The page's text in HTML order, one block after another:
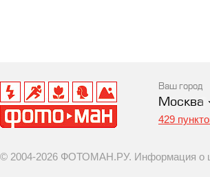
Ваш город
Москва
429
© 2004-2026 ФОТОМАН.РУ. Информация о